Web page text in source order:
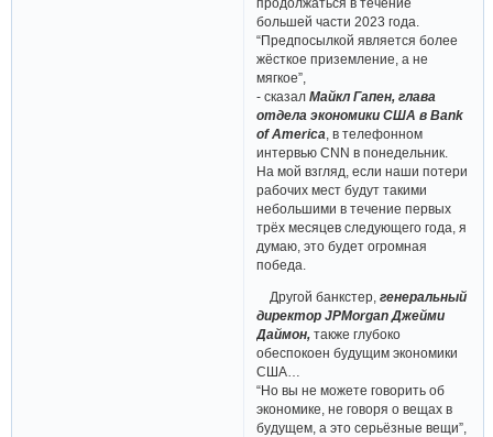
продолжаться в течение
большей части 2023 года.
“Предпосылкой является более
жёсткое приземление, а не
мягкое”,
- сказалМайкл Гапен, глава
отдела экономики США в Bank
of America , в телефонном
интервью CNN в понедельник.
На мой взгляд, если наши потери
рабочих мест будут такими
небольшими в течение первых
трёх месяцев следующего года, я
думаю, это будет огромная
победа.
Другой банкстер,генеральный
директор JPMorgan Джейми
Даймон, также глубоко
обеспокоен будущим экономики
США…
“Но вы не можете говорить об
экономике, не говоря о вещах в
будущем, а это серьёзные вещи”,